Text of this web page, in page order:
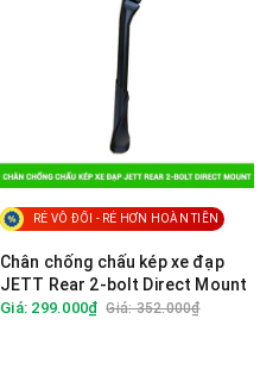
RẺ VÔ ĐỐI - RẺ HƠN HOÀN TIỀN
Chân chống chấu kép xe đạp
JETT Rear 2-bolt Direct Mount
Giá: 299.000₫ Giá: 352.000₫